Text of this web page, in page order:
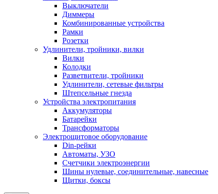
Выключатели
Диммеры
Комбинированные устройства
Рамки
Розетки
Удлинители, тройники, вилки
Вилки
Колодки
Разветвители, тройники
Удлинители, сетевые фильтры
Штепсельные гнезда
Устройства электропитания
Аккумуляторы
Батарейки
Трансформаторы
Электрощитовое оборудование
Din-рейки
Автоматы, УЗО
Счетчики электроэнергии
Шины нулевые, соединительные, навесные
Щитки, боксы